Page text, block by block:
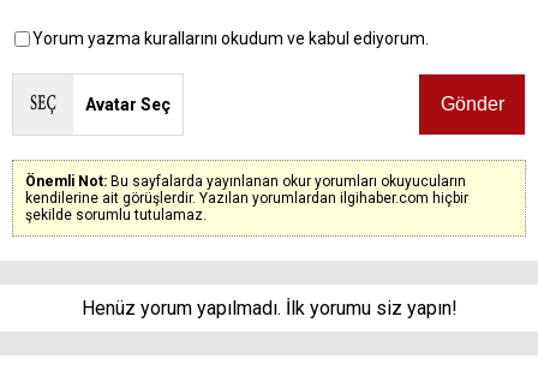
Yorum yazma kurallarını okudum ve kabul ediyorum.
Avatar Seç
Önemli Not: Bu sayfalarda yayınlanan okur yorumları okuyucuların
kendilerine ait görüşlerdir. Yazılan yorumlardan ilgihaber.com hiçbir
şekilde sorumlu tutulamaz.
Henüz yorum yapılmadı. İlk yorumu siz yapın!